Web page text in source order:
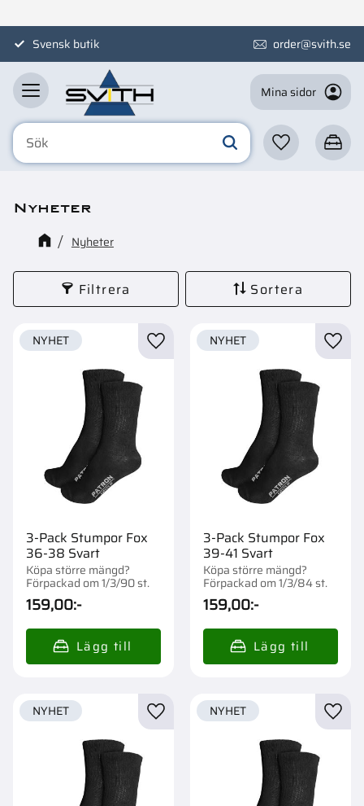
MenySvensk butik order@svith.se
Mina sidor
Favoriter
Nyheter
Nyheter
Filtrera Sortera
3-Pack Stumpor Fox
36-38 Svart
Köpa större mängd?
Förpackad om 1/3/90 st.
159,00:-
NYHET Lägg till i favoriter
3-Pack Stumpor Fox
39-41 Svart
Köpa större mängd?
Förpackad om 1/3/84 st.
159,00:-
NYHET
NYHET Lägg till i favoriter
NYHET